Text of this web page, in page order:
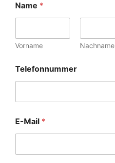
Name *
Vorname Nachname
Telefonnummer
E-Mail *